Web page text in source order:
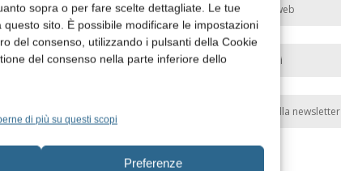
sopra o per fare scelte dettagliate. Le tue
sito. È possibile modificare le impostazioni
del consenso, utilizzando i pulsanti della Cookie
del consenso nella parte inferiore dello
di più su questi scopi
Preferenze
Edicola web
Abbonati
Iscriviti alla newsletter